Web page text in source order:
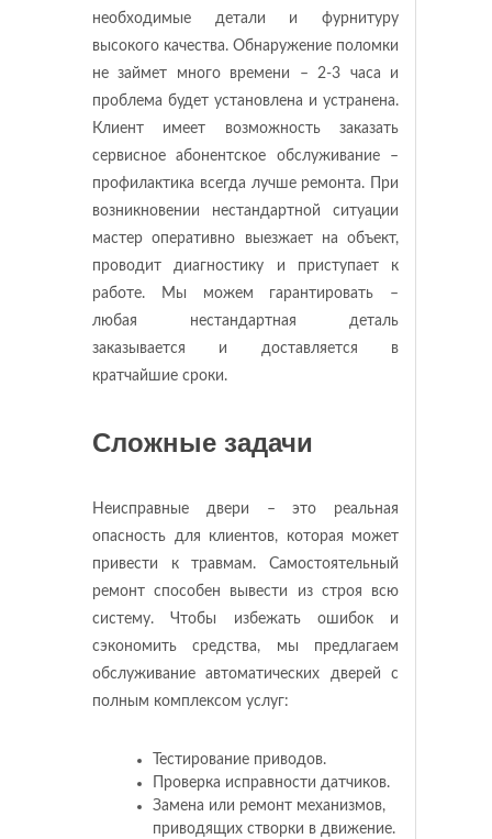
необходимые детали и фурнитуру
высокого качества. Обнаружение поломки
не займет много времени – 2-3 часа и
проблема будет установлена и устранена.
Клиент имеет возможность заказать
сервисное абонентское обслуживание –
профилактика всегда лучше ремонта. При
возникновении нестандартной ситуации
мастер оперативно выезжает на объект,
проводит диагностику и приступает к
работе. Мы можем гарантировать –
любая нестандартная деталь
заказывается и доставляется в
кратчайшие сроки.
Сложные задачи
Неисправные двери – это реальная
опасность для клиентов, которая может
привести к травмам. Самостоятельный
ремонт способен вывести из строя всю
систему. Чтобы избежать ошибок и
сэкономить средства, мы предлагаем
обслуживание автоматических дверей с
полным комплексом услуг:
Тестирование приводов.
Проверка исправности датчиков.
Замена или ремонт механизмов,
приводящих створки в движение.